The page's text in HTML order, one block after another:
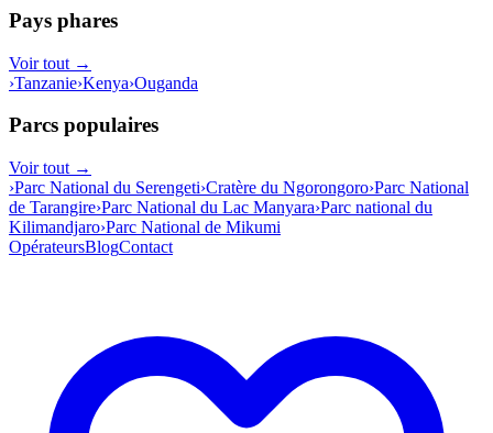
Pays phares
Voir tout →
›Tanzanie›Kenya›Ouganda
Parcs populaires
Voir tout →
›Parc National du Serengeti›Cratère du Ngorongoro›Parc National
de Tarangire›Parc National du Lac Manyara›Parc national du
Kilimandjaro›Parc National de Mikumi
OpérateursBlogContact